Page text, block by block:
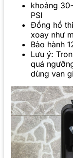
khoảng
PSI
Đồng hồ
xoay như
Bảo hành
Lưu ý:
quá
dùng van